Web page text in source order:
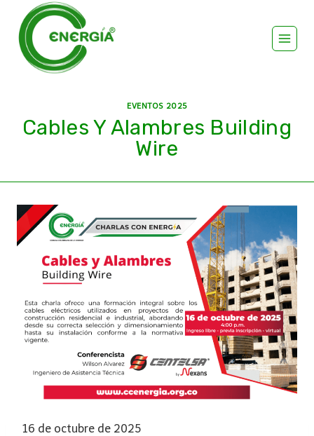
EVENTOS 2025
Cables Y Alambres Building
Wire
16 de octubre de 2025